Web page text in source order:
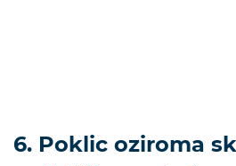
6. Poklic oziroma